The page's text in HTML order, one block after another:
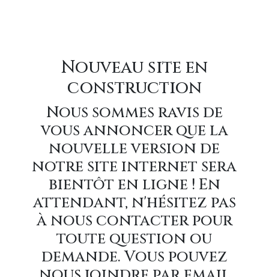
Nouveau site en
construction
Nous sommes ravis de
vous annoncer que la
nouvelle version de
notre site internet sera
bientôt en ligne ! En
attendant, n'hésitez pas
à nous contacter pour
toute question ou
demande. Vous pouvez